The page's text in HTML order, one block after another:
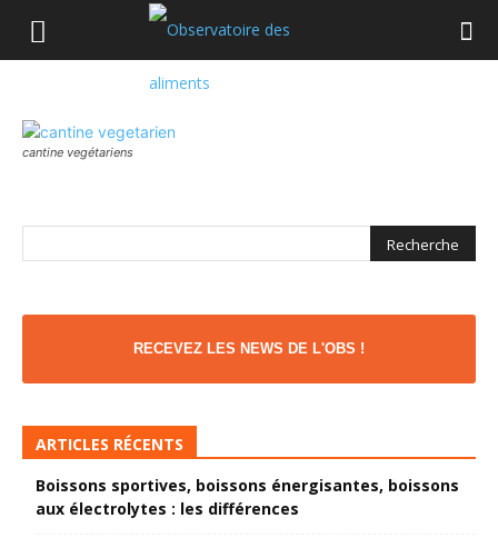
cantine vegétariens
RECEVEZ LES NEWS DE L'OBS !
ARTICLES RÉCENTS
Boissons sportives, boissons énergisantes, boissons
aux électrolytes : les différences